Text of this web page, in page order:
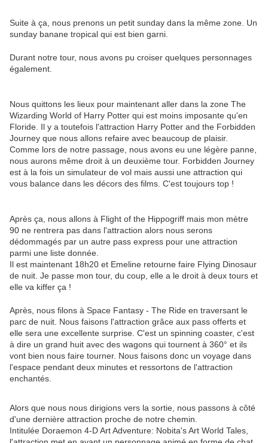
Suite à ça, nous prenons un petit sunday dans la même zone. Un
sunday banane tropical qui est bien garni.
Durant notre tour, nous avons pu croiser quelques personnages
également.
Nous quittons les lieux pour maintenant aller dans la zone The
Wizarding World of Harry Potter qui est moins imposante qu'en
Floride. Il y a toutefois l'attraction Harry Potter and the Forbidden
Journey que nous allons refaire avec beaucoup de plaisir.
Comme lors de notre passage, nous avons eu une légère panne,
nous aurons même droit à un deuxième tour. Forbidden Journey
est à la fois un simulateur de vol mais aussi une attraction qui
vous balance dans les décors des films. C'est toujours top !
Après ça, nous allons à Flight of the Hippogriff mais mon mètre
90 ne rentrera pas dans l'attraction alors nous serons
dédommagés par un autre pass express pour une attraction
parmi une liste donnée.
Il est maintenant 18h20 et Emeline retourne faire Flying Dinosaur
de nuit. Je passe mon tour, du coup, elle a le droit à deux tours et
elle va kiffer ça !
Après, nous filons à Space Fantasy - The Ride en traversant le
parc de nuit. Nous faisons l'attraction grâce aux pass offerts et
elle sera une excellente surprise. C'est un spinning coaster, c'est
à dire un grand huit avec des wagons qui tournent à 360° et ils
vont bien nous faire tourner. Nous faisons donc un voyage dans
l'espace pendant deux minutes et ressortons de l'attraction
enchantés.
Alors que nous nous dirigions vers la sortie, nous passons à côté
d'une dernière attraction proche de notre chemin.
Intitulée Doraemon 4-D Art Adventure: Nobita's Art World Tales,